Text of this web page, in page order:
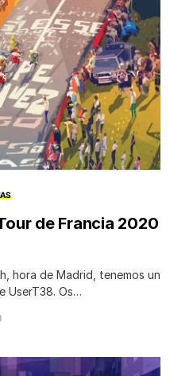
de Francia 2020
hora de Madrid, tenemos un
UserT38. Os…